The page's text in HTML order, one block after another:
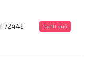
F72448 Do 10 dnů